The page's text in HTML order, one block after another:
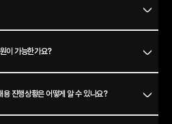
API와 연동하는 기능 구현 및 데이터 렌더링을
출 화면 등 웹 기반의 플랫폼 및 도구를
개선와 코드 품질 고도화를 위해 노력합니다.
이 가능한가요?
용 진행상황은 어떻게 알 수 있나요?